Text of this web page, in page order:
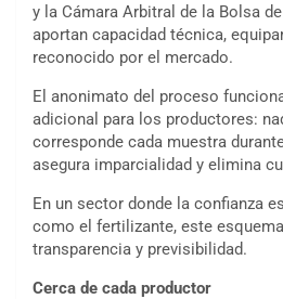
y la Cámara Arbitral de la Bolsa
aportan capacidad técnica,
reconocido por el mercado.
El anonimato del proceso
adicional para los productores:
corresponde cada muestra
asegura imparcialidad y elimina
En un sector donde la confianza
como el fertilizante, este
transparencia y previsibilidad.
Cerca de cada productor